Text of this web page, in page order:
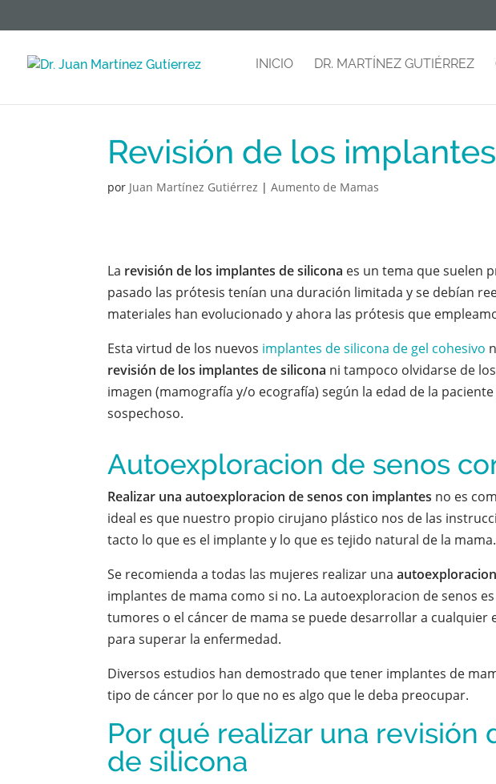
INICIO DR. MARTÍNEZ GUTIÉRREZ
Revisión de los
por Juan Martínez Gutiérrez |Aumento de Mamas
La revisión de los implantes de silicona es un tema que suelen
pasado las prótesis tenían una duración limitada y se debían
materiales han evolucionado y ahora las prótesis que
Esta virtud de los nuevos implantes de silicona de gel cohesivo
revisión de los implantes de silicona ni tampoco olvidarse de
imagen (mamografía y/o ecografía) según la edad de la
sospechoso.
Autoexploracion de senos
Realizar una autoexploracion de senos con implantes no es
ideal es que nuestro propio cirujano plástico nos de las
tacto lo que es el implante y lo que es tejido natural de la mama.
Se recomienda a todas las mujeres realizar una
implantes de mama como si no. La autoexploracion de senos
tumores o el cáncer de mama se puede desarrollar a cualquier
para superar la enfermedad.
Diversos estudios han demostrado que tener implantes de
tipo de cáncer por lo que no es algo que le deba preocupar.
Por qué realizar una revisión
de silicona